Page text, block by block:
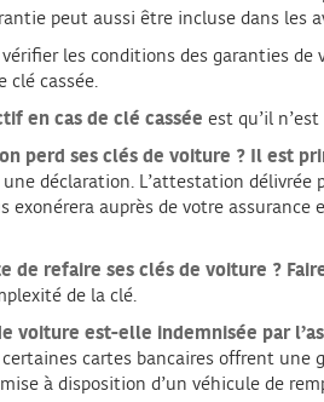
peut aussi être incluse dans les
vérifier les conditions des garanties
clé cassée.
en cas de clé cassée est qu’il
perd ses clés de voiture ? Il est
déclaration. L’attestation
exonérera auprès de votre
de refaire ses clés de voiture ?
de la clé.
voiture est-elle indemnisée par
cartes bancaires offrent une
à disposition d’un véhicule de